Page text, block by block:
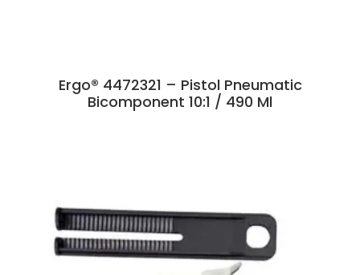
Ergo® 4472321 – Pistol Pneumatic
Bicomponent 10:1 / 490 Ml